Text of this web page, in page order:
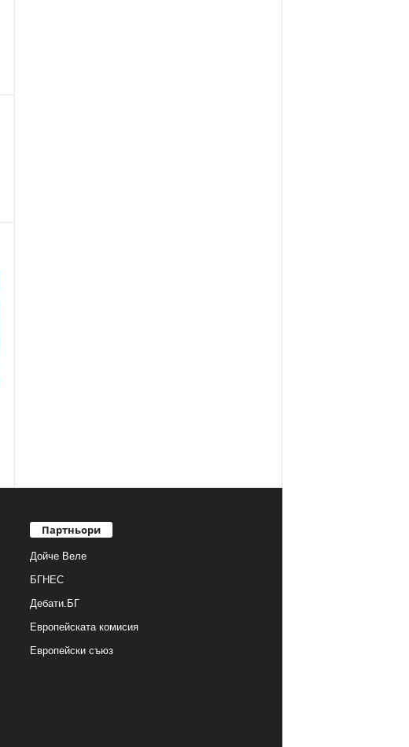
Партньори
Дойче Веле
БГНЕС
Дебати.БГ
Европейската комисия
Европейски съюз